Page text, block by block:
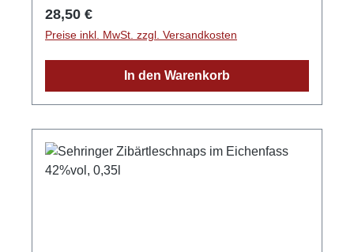
Regulärer Preis:
28,50 €
Preise inkl. MwSt. zzgl. Versandkosten
In den Warenkorb